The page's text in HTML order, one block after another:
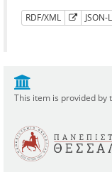
RDF/XML JSON-
This item is provided by